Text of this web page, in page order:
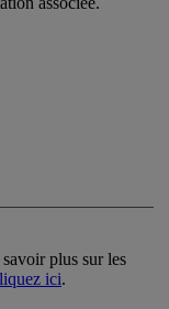
plus sur les
ici.